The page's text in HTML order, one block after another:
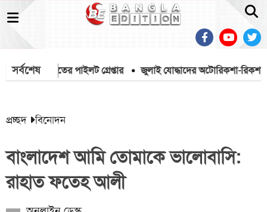
সর্বশেষ
পা, ভারতের পাইলট গ্রেপ্তার জুলাই যোদ্ধাদের অটোরিকশা-রিকশা
প্রচ্ছদ বিনোদন
বাংলাদেশ আমি তোমাকে ভালোবাসি:
রাহাত ফতেহ আলী